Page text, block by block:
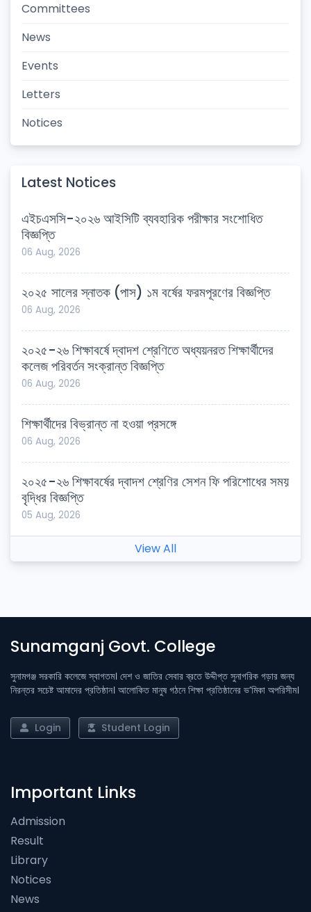
Committees
News
Events
Letters
Notices
Latest Notices
এইচএসসি-২০২৬ আইসিটি ব্যবহারিক পরীক্ষার সংশোধিত
বিজ্ঞপ্তি
06 Aug, 2026
২০২৫ সালের স্নাতক (পাস) ১ম বর্ষের ফরমপূরণের বিজ্ঞপ্তি
06 Aug, 2026
২০২৫-২৬ শিক্ষাবর্ষে দ্বাদশ শ্রেণিতে অধ্যয়নরত শিক্ষার্থীদের
কলেজ পরিবর্তন সংক্রান্ত বিজ্ঞপ্তি
06 Aug, 2026
শিক্ষার্থীদের বিভ্রান্ত না হওয়া প্রসঙ্গে
06 Aug, 2026
২০২৫-২৬ শিক্ষাবর্ষের দ্বাদশ শ্রেণির সেশন ফি পরিশোধের সময়
বৃদ্ধির বিজ্ঞপ্তি
05 Aug, 2026
View All
Sunamganj Govt. College
সুনামগঞ্জ সরকারি কলেজে স্বাগতম। দেশ ও জাতির সেবার ব্রতে উদ্দীপ্ত সুনাগরিক গড়ার জন্য
নিরন্তর সচেষ্ট আমাদের প্রতিষ্ঠান। আলোকিত মানুষ গঠনে শিক্ষা প্রতিষ্ঠানের ভ’মিকা অপরিসীম।
Login Student Login
Important Links
Admission
Result
Library
Notices
News